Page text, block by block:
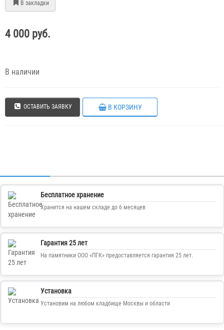
В закладки
4 000 руб.
В наличии
ОСТАВИТЬ ЗАЯВКУ В КОРЗИНУ
Бесплатное хранение
Хранится на нашем складе до 6 месяцев
Гарантия 25 лет
На памятники ООО «ПГК» предоставляется гарантия 25 лет.
Установка
Установим на любом кладбище Москвы и области